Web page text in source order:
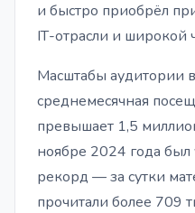
и быстро приобрёл
IТ-отрасли и широкой
Масштабы аудитории
среднемесячная
превышает 1,5
ноябре 2024 года был
рекорд — за сутки
прочитали более 709